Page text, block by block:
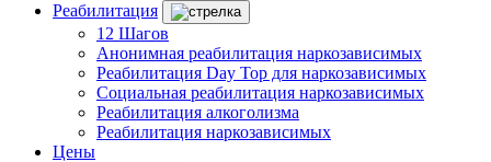
Реабилитация
12 Шагов
Анонимная реабилитация наркозависимых
Реабилитация Day Top для наркозависимых
Социальная реабилитация наркозависимых
Реабилитация алкоголизма
Реабилитация наркозависимых
Цены